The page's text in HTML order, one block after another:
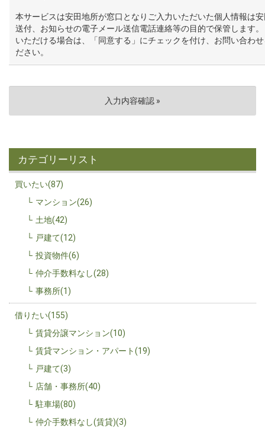
本サービスは安田地所が窓口となりご入力いただいた個人情報は
送付、お知らせの電子メール送信電話連絡等の目的で保管します
いただける場合は、「同意する」にチェックを付け、お問い合わ
ださい。
カテゴリーリスト
買いたい(87)
マンション(26)
土地(42)
戸建て(12)
投資物件(6)
仲介手数料なし(28)
事務所(1)
借りたい(155)
賃貸分譲マンション(10)
賃貸マンション・アパート(19)
戸建て(3)
店舗・事務所(40)
駐車場(80)
仲介手数料なし(賃貸)(3)